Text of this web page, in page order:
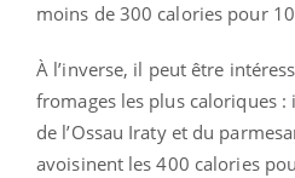
moins de 300 calories pour
À l’inverse, il peut être
fromages les plus caloriques :
de l’Ossau Iraty et du
avoisinent les 400 calories